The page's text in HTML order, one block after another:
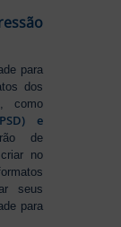
para
dos
como
e
de
no
seus
para